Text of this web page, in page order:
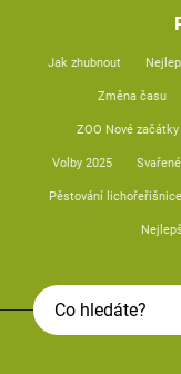
Jak zhubnout
Změna času
ZOO Nové začátky
Volby 2025
Pěstování lichořeřišnice